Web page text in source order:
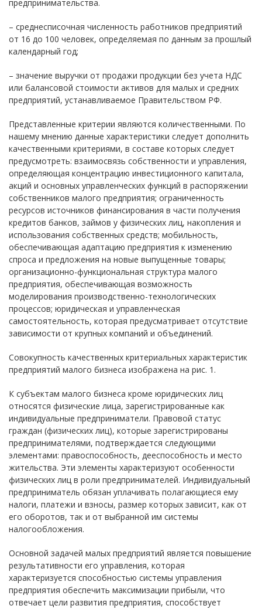
предпринимательства.
– среднесписочная численность работников предприятий
от 16 до 100 человек, определяемая по данным за прошлый
календарный год;
– значение выручки от продажи продукции без учета НДС
или балансовой стоимости активов для малых и средних
предприятий, устанавливаемое Правительством РФ.
Представленные критерии являются количественными. По
нашему мнению данные характеристики следует дополнить
качественными критериями, в составе которых следует
предусмотреть: взаимосвязь собственности и управления,
определяющая концентрацию инвестиционного капитала,
акций и основных управленческих функций в распоряжении
собственников малого предприятия; ограниченность
ресурсов источников финансирования в части получения
кредитов банков, займов у физических лиц, накопления и
использования собственных средств; мобильность,
обеспечивающая адаптацию предприятия к изменению
спроса и предложения на новые выпущенные товары;
организационно-функциональная структура малого
предприятия, обеспечивающая возможность
моделирования производственно-технологических
процессов; юридическая и управленческая
самостоятельность, которая предусматривает отсутствие
зависимости от крупных компаний и объединений.
Совокупность качественных критериальных характеристик
предприятий малого бизнеса изображена на рис. 1.
К субъектам малого бизнеса кроме юридических лиц
относятся физические лица, зарегистрированные как
индивидуальные предприниматели. Правовой статус
граждан (физических лиц), которые зарегистрированы
предпринимателями, подтверждается следующими
элементами: правоспособность, дееспособность и место
жительства. Эти элементы характеризуют особенности
физических лиц в роли предпринимателей. Индивидуальный
предприниматель обязан уплачивать полагающиеся ему
налоги, платежи и взносы, размер которых зависит, как от
его оборотов, так и от выбранной им системы
налогообложения.
Основной задачей малых предприятий является повышение
результативности его управления, которая
характеризуется способностью системы управления
предприятия обеспечить максимизации прибыли, что
отвечает цели развития предприятия, способствует